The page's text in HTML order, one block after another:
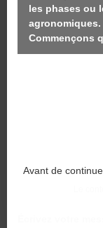
Contact
LABIN
Politique en
Politique de
les phases ou
agronomiques.
Commençons
Le
Avant de